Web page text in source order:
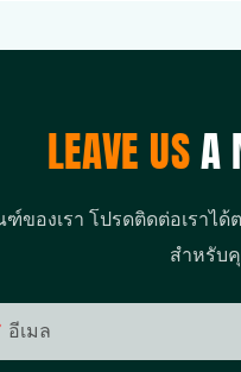
LEAVE USA
ของเรา โปรดติดต่อเรา
สำหรับ
อีเมล